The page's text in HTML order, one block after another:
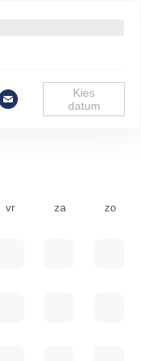
Kies
datum
vr za zo